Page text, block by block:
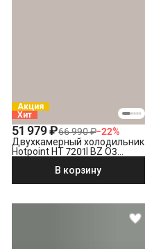
Акция
Хит
51 979 ₽66 990 ₽−22%
Двухкамерный холодильник
Hotpoint HT 7201I BZ O3
В корзину